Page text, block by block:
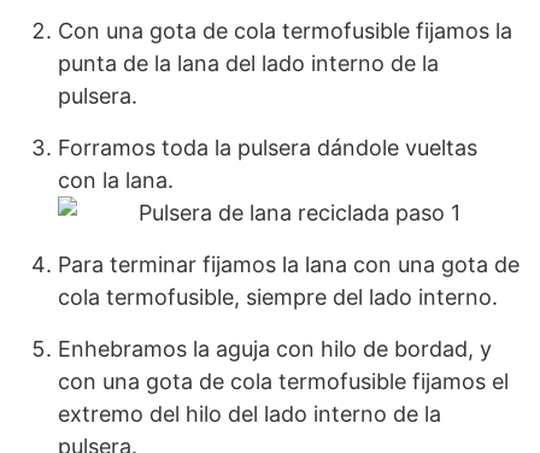
Con una gota de cola termofusible fijamos la
punta de la lana del lado interno de la
pulsera.
Forramos toda la pulsera dándole vueltas
con la lana.
Para terminar fijamos la lana con una gota de
cola termofusible, siempre del lado interno.
Enhebramos la aguja con hilo de bordad, y
con una gota de cola termofusible fijamos el
extremo del hilo del lado interno de la
pulsera.